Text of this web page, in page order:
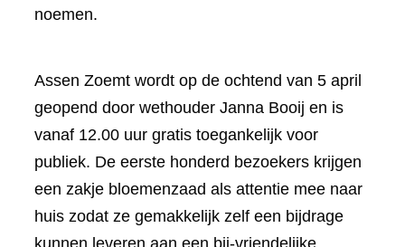
noemen.
Assen Zoemt wordt op de ochtend van 5 april
geopend door wethouder Janna Booij en is
vanaf 12.00 uur gratis toegankelijk voor
publiek. De eerste honderd bezoekers krijgen
een zakje bloemenzaad als attentie mee naar
huis zodat ze gemakkelijk zelf een bijdrage